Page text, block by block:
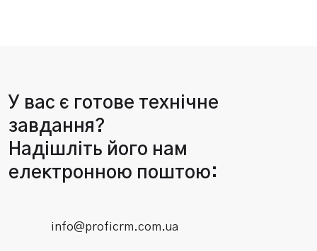
У вас є готове технічне
завдання?
Надішліть його нам
електронною поштою:
info@proficrm.com.ua